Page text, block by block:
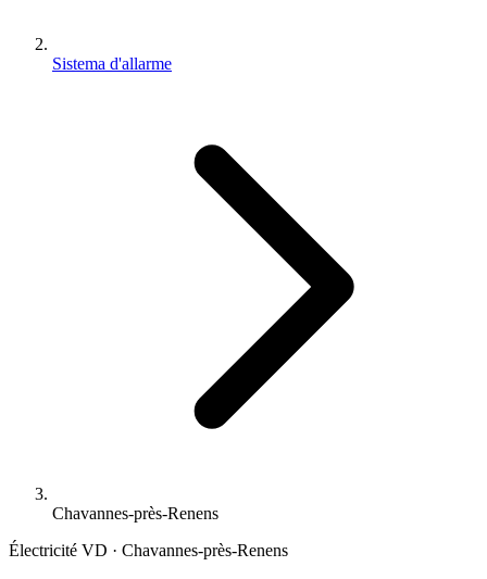
Sistema d'allarme
Chavannes-près-Renens
Électricité VD · Chavannes-près-Renens